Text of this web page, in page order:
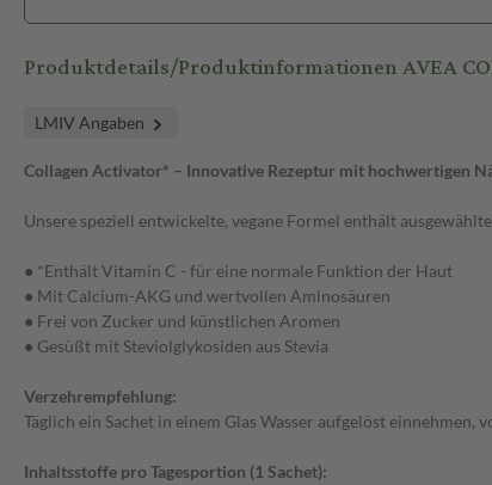
Produktdetails/Produktinformationen AVEA
LMIV Angaben
Collagen Activator* – Innovative Rezeptur mit hochwertigen
Unsere speziell entwickelte, vegane Formel enthält
● *Enthält Vitamin C - für eine normale Funktion der Haut
● Mit Calcium-AKG und wertvollen Aminosäuren
● Frei von Zucker und künstlichen Aromen
● Gesüßt mit Steviolglykosiden aus Stevia
Verzehrempfehlung:
Täglich ein Sachet in einem Glas Wasser aufgelöst
Inhaltsstoffe pro Tagesportion (1 Sachet):